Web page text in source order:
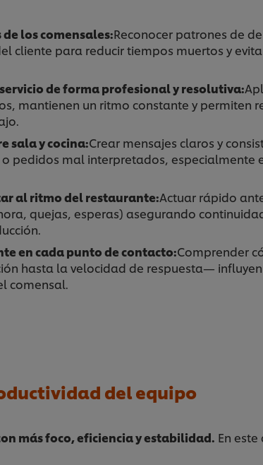
los comensales:Reconocer patrones de
cliente para reducir tiempos muertos y
de forma profesional y resolutiva:
mantienen un ritmo constante y permiten
sala y cocina:Crear mensajes claros y
pedidos mal interpretados, especialmente
al ritmo del restaurante:Actuar rápido
quejas, esperas) asegurando
en cada punto de contacto:Comprender
hasta la velocidad de respuesta—
comensal.
del equipo
más foco, eficiencia y estabilidad. En